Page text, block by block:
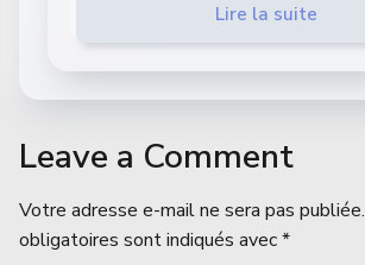
Lire la suite
Leave a Comment
Votre adresse e-mail ne sera pas publiée.
obligatoires sont indiqués avec*